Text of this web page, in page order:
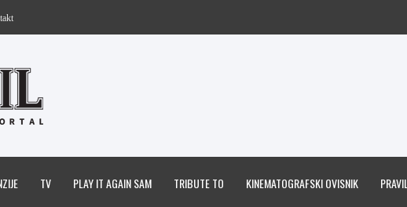
TV PLAY IT AGAIN SAM TRIBUTE TO KINEMATOGRAFSKI OVISNIK